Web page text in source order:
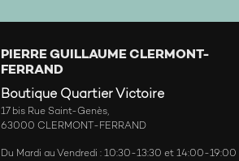
PIERRE GUILLAUME CLERMONT-
FERRAND
Boutique Quartier Victoire
17 bis Rue Saint-Genès,
63000 CLERMONT-FERRAND
Du Mardi au Vendredi : 10:30-13:30 et 14:00-19:00